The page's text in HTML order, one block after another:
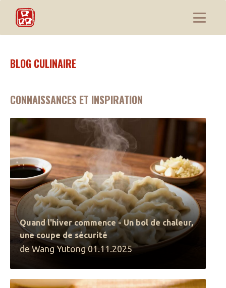
BLOG CULINAIRE
CONNAISSANCES ET INSPIRATION
Quand l'hiver commence - Un bol de chaleur,
une coupe de sécurité
de Wang Yutong 01.11.2025